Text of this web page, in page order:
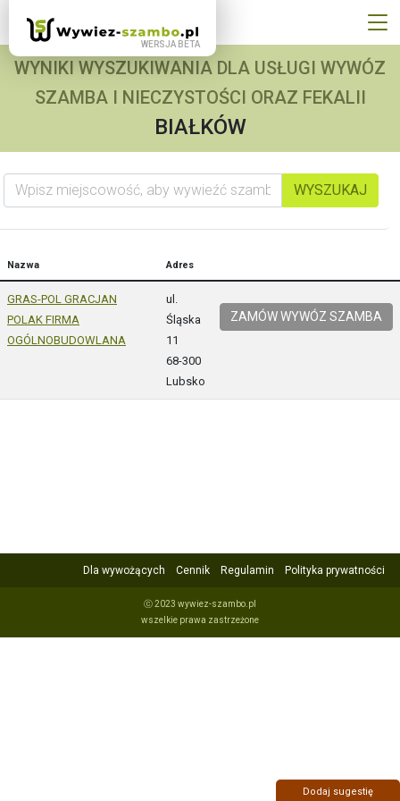
WYNIKI WYSZUKIWANIA DLA USŁUGI WYWÓZ
SZAMBA I NIECZYSTOŚCI ORAZ FEKALII
BIAŁKÓW
Wpisz miejscowość, aby wywieźć szambo
WYSZUKAJ
Nazwa Adres
GRAS-POL GRACJAN
POLAK FIRMA
OGÓLNOBUDOWLANA
ul.
Śląska
11
68-300
Lubsko
ZAMÓW WYWÓZ SZAMBA
Dla wywożących Cennik Regulamin Polityka prywatności
ⓒ 2023 wywiez-szambo.pl
wszelkie prawa zastrzeżone
Dodaj sugestię